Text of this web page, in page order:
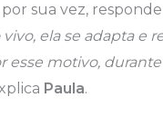
sua vez, responde
ela se adapta e
motivo,
Paula.